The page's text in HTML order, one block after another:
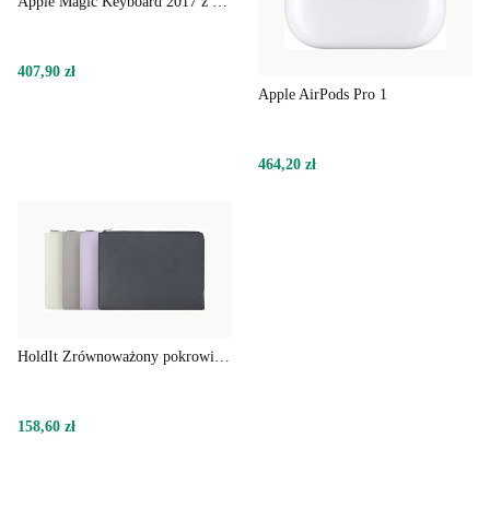
407,90 zł
Apple AirPods Pro 1
464,20 zł
158,60 zł